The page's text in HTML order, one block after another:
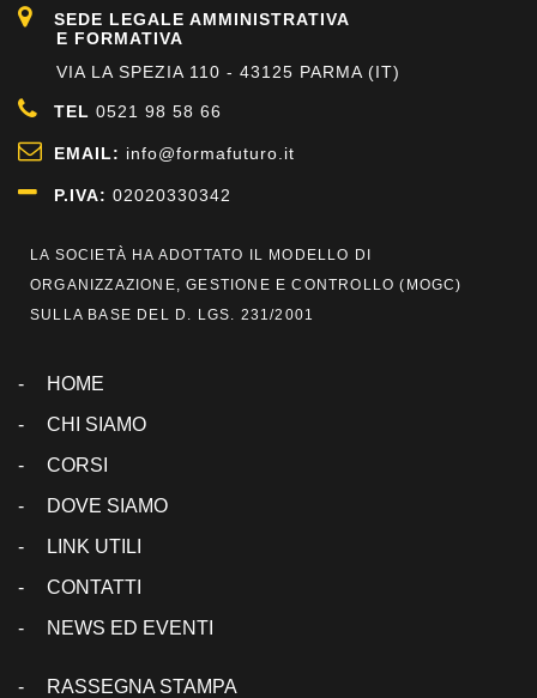
SEDE LEGALE AMMINISTRATIVA
E FORMATIVA
VIA LA SPEZIA 110 - 43125 PARMA (IT)
TEL 0521 98 58 66
EMAIL: info@formafuturo.it
P.IVA: 02020330342
LA SOCIETÀ HA ADOTTATO IL MODELLO DI
ORGANIZZAZIONE, GESTIONE E CONTROLLO ( MOGC)
SULLA BASE DEL D. LGS. 231/2001
HOME
CHI SIAMO
CORSI
DOVE SIAMO
LINK UTILI
CONTATTI
NEWS ED EVENTI
RASSEGNA STAMPA